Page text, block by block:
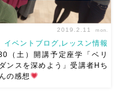
2019.2.11 mon.
イベントブログ,レッスン情報
（土）開講予定座学「ベリ
ンスを深めよう」受講者Hち
の感想